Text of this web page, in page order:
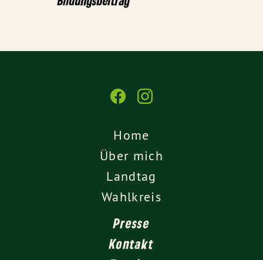
Home
Über mich
Landtag
Wahlkreis
Presse
Kontakt